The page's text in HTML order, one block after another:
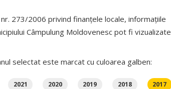
273/2006 privind finanţele locale, informaţiile
Câmpulung Moldovenesc pot fi vizualizate
selectat este marcat cu culoarea galben:
2021 2020 2019 2018 2017